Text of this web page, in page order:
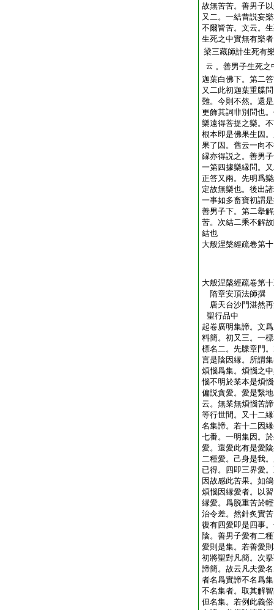
故無苦苦。善男子
又二。一結昔説妄
不爾皆苦。文云。
生死之中實無有樂
梁三藏師計生死有
云 。善男子生死之
迦葉白佛下。第二
又二此初迦葉重牒
難。今則不然。還
更飾其詞非別問也
樂遠得菩提之樂。
根本即是佛果生因
果了因。舊云一向
縁亦得説之。善男
一第四據樂縁問。
正答又兩。先明爲
定故無樂也。後出
一事如多畜寶初謂
善男子下。第二擧
苦。次結二乘不解
結也
大般涅槃經疏卷第
大般涅槃經疏卷第
隋章安頂法師撰
唐天台沙門湛然
聖行品中
起卷廣明集諦。文
料簡。初又三。一
標名二。先牒章門
言是陰因縁。所謂
煩惱爲集。煩惱之
惱不明於業本是煩
偏説貪愛。愛是繋
云。無業無煩惱苦
等行世間。又十二
名集諦。若十二因
七番。一明集因。
愛。還愛此有是愛
二種愛。己身是我
已得。四即三界愛
因故感此苦果。如
煩惱因縁愛者。以
縁愛。爲脱重苦於
治令差。然針炙實
復有四愛即是四事
陰。善男子愛有二
愛則是集。若善愛
初將聖對凡簡。次
諦簡。故云凡夫愛
者名爲實諦不名爲
不名集者。取其解
但名集。若例此義